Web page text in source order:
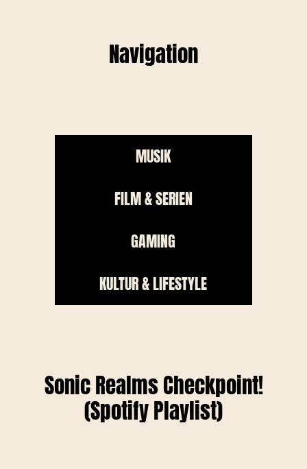
Navigation
MUSIK
FILM & SERIEN
GAMING
KULTUR & LIFESTYLE
Sonic Realms Checkpoint!
(Spotify Playlist)